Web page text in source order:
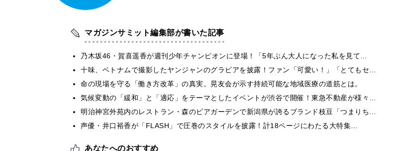
マガジンサミット編集部が書いた記事
乃木坂46・賀喜遥香が週刊少年チャンピオンに登場！「5年ぶん大人になった私を見て…
十味、ベトナムで撮影したヤンジャンのグラビアを披露！ファン「可愛い！」「とてもセ…
​命の現場を守る「働き方改革」の真実。晃友会が示す持続可能な地域医療の道筋とは。
気候変動の「緩和」と「適応」をテーマとしたイベントが渋谷で開催！東急不動産が様々…
明治神宮外苑内のレストラン・森のビアガーデンで新潟県が誇るブランド枝豆「つまりち…
声優・井口裕香が「FLASH」で圧巻のスタイルを披露！計18ページにわたる大特集…
あなたへのおすすめ